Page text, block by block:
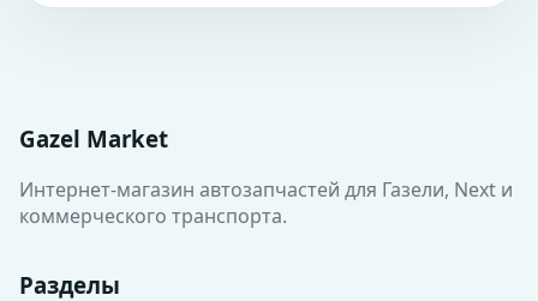
Gazel Market
Интернет-магазин автозапчастей для Газели, Next и
коммерческого транспорта.
Разделы